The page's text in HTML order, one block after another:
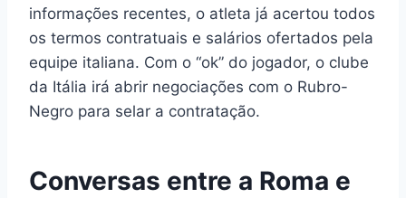
informações recentes, o atleta já acertou todos
os termos contratuais e salários ofertados pela
equipe italiana. Com o “ok” do jogador, o clube
da Itália irá abrir negociações com o Rubro-
Negro para selar a contratação.
Conversas entre a Roma e